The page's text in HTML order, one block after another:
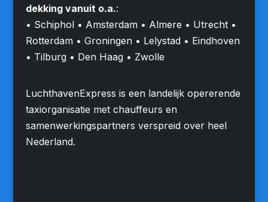
dekking vanuit o.a.:
• Schiphol • Amsterdam • Almere • Utrecht •
Rotterdam • Groningen • Lelystad • Eindhoven
• Tilburg • Den Haag • Zwolle
LuchthavenExpress is een landelijk opererende
taxiorganisatie met chauffeurs en
samenwerkingspartners verspreid over heel
Nederland.